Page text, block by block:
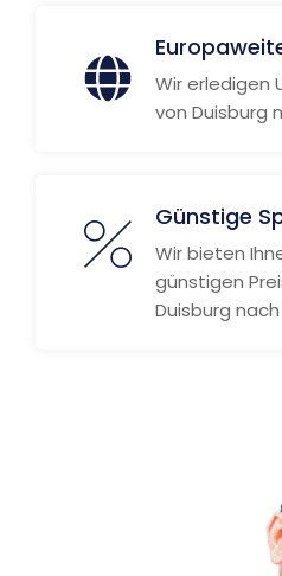
Wir erledigen
von Duisburg
Günstige
Wir bieten
günstigen
Duisburg